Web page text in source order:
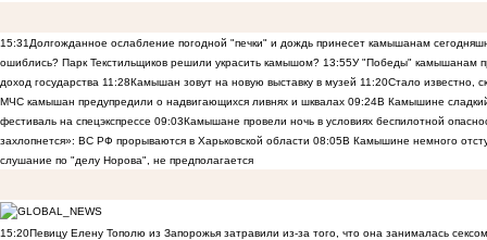
15:31 Долгожданное ослабление погодной "печки" и дождь принесет камышанам
ошиблись? Парк Текстильщиков решили украсить камышом? 13:55У "Победы" камышанам
доход государства 11:28Камышан зовут на новую выставку в музей 11:20Стало известно,
МЧС камышан предупредили о надвигающихся ливнях и шквалах 09:24В Камышине
фестиваль на спецэкспрессе 09:03Камышане провели ночь в условиях беспилотной
захлопнется»: ВС РФ прорываются в Харьковской области 08:05В Камышине немного
слушание по "делу Норова", не предполагается
15:20Певицу Елену Тополю из Запорожья затравили из-за того, что она занималась